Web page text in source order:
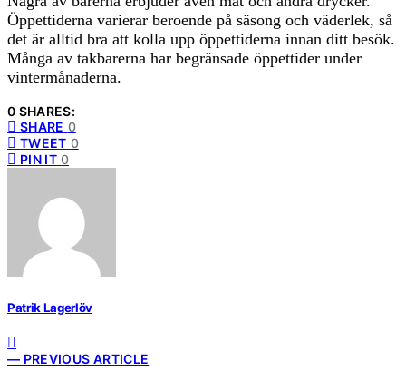
Öppettiderna varierar beroende på säsong och väderlek, så
det är alltid bra att kolla upp öppettiderna innan ditt besök.
Många av takbarerna har begränsade öppettider under
vintermånaderna.
0 SHARES:
SHARE 0
TWEET 0
PIN IT 0
Patrik Lagerlöv
— PREVIOUS ARTICLE